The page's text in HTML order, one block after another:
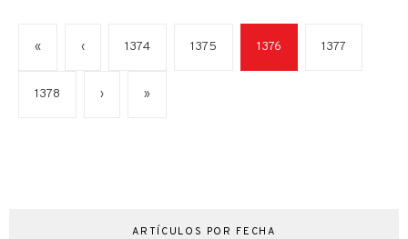
« ‹ 1374 1375 1376 1377
1378 › »
ARTÍCULOS POR FECHA